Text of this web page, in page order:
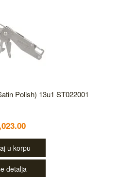
Polish) 13u1 ST022001
u korpu
detalja